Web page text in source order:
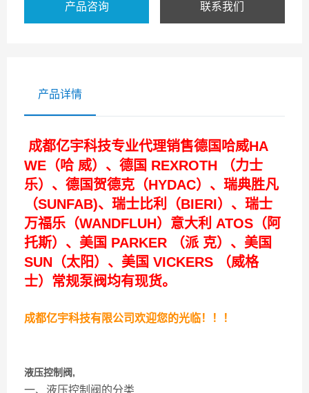
产品咨询 联系我们
产品详情
成都亿宇科技专业代理销售德国哈威HA
WE（哈 威）、德国 REXROTH （力士
乐）、德国贺德克（HYDAC）、瑞典胜凡
（SUNFAB)、瑞士比利（BIERI）、瑞士
万福乐（WANDFLUH）意大利 ATOS（阿
托斯）、美国 PARKER （派 克）、美国
SUN（太阳）、美国 VICKERS （威格
士）常规泵阀均有现货。
成都亿宇科技有限公司欢迎您的光临！！！
液压控制阀,
一、液压控制阀的分类